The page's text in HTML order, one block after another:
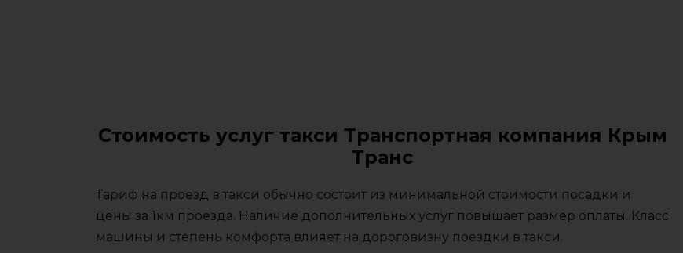
Стоимость услуг такси Транспортная компания Крым
Транс
Тариф на проезд в такси обычно состоит из минимальной стоимости посадки и
цены за 1км проезда. Наличие дополнительных услуг повышает размер оплаты. Класс
машины и степень комфорта влияет на дороговизну поездки в такси.